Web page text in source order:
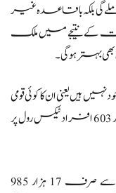
بلکہ باقاعدہ غیر
کے نتیجے میں ملک
بہتر ہوگی۔
موجود نہیں ہیں یعنی ان کا کوئی قومی
ٹیکس نمبر(این ٹی این) نہیں ہے جبکہ 30 ہزار 603 افراد ٹیکس رول پر
تاہم اس کے باوجود رجسٹرڈ افراد میں سے صرف 17 ہزار 985